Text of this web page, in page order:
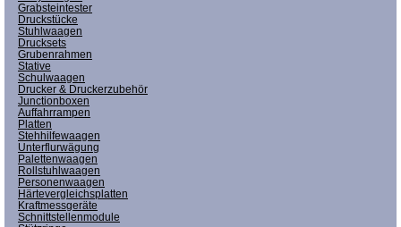
Grabsteintester
Druckstücke
Stuhlwaagen
Drucksets
Grubenrahmen
Stative
Schulwaagen
Drucker & Druckerzubehör
Junctionboxen
Auffahrrampen
Platten
Stehhilfewaagen
Unterflurwägung
Palettenwaagen
Rollstuhlwaagen
Personenwaagen
Härtevergleichsplatten
Kraftmessgeräte
Schnittstellenmodule